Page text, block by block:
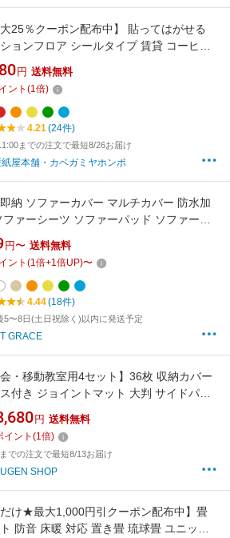
大25％クーポン配布中】 貼ってはがせる
ョンフロア シールタイプ 賃貸 コーヒー
ラー タイル 柄 幅88cm×176cm 床 シート
ンジ 黒 花柄 昭和 レトロ おしゃれ アンテ
ク 喫茶店 玄関 洗面所 床に貼る リメイクシ
フローリング 壁紙屋本舗
円 送料無料
ント (1倍)
4.21(24件)
までの注文で最短8/26お届け
屋本舗・カベガミヤホンポ
納 ソファーカバー マルチカバー 防水加
ファーシーツ ソファーパッド ソファーカ
4人掛け 3人掛け 2人掛け 1人掛け 肘掛け
カバー 汚れ防止 キズ防止 ソファーカバ
濯可 sofa リビング 滑り止め 犬猫対策 ダ
グ 12色 送料無料
円〜 送料無料
ント (1倍+1倍UP)〜
4.44(18件)
5〜8日(土日祝除く)以内に発送予定
GRACE
会・移動教室用4セット】36枚 収納カバー
付き ジョイントマット 大判 サイドパー
空手 格闘技 赤青 白黒 100cm×100cm 厚さ
衝撃吸収 防音 EVA ジムマット トレーニン
気道 テコンドー プレイマット フロアマッ
洗える クッションマット
円 送料無料
イント (1倍)
での注文で最短8/13お届け
SHOP
だけ★最大1,000円引クーポン配布中】畳
防音 床暖 対応 置き畳 琉球畳 ユニット